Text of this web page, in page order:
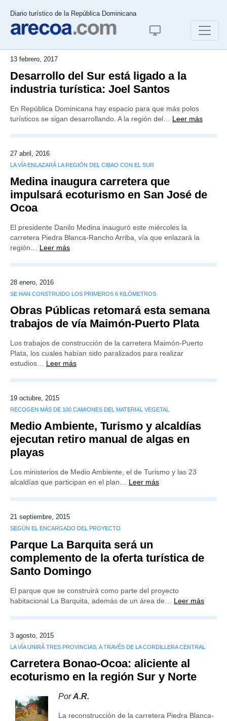
Diario turístico de la República Dominicana
13 febrero, 2017
Desarrollo del Sur está ligado a la
industria turística: Joel Santos
En República Dominicana hay espacio para que más polos
turísticos se sigan desarrollando. A la región del… Leer más
27 abril, 2016
LA VÍA ENLAZARÁ LA REGIÓN DEL CIBAO CON EL SUR
Medina inaugura carretera que
impulsará ecoturismo en San José de
Ocoa
El presidente Danilo Medina inauguró este miércoles la
carretera Piedra Blanca-Rancho Arriba, vía que enlazará la
región… Leer más
28 enero, 2016
SE HAN CONSTRUIDO LOS PRIMEROS 6 KILÓMETROS
Obras Públicas retomará esta semana
trabajos de vía Maimón-Puerto Plata
Los trabajos de construcción de la carretera Maimón-Puerto
Plata, los cuales habían sido paralizados para realizar
estudios… Leer más
19 octubre, 2015
RECOGEN MÁS DE 100 CAMIONES DEL MATERIAL VEGETAL
Medio Ambiente, Turismo y alcaldías
ejecutan retiro manual de algas en
playas
Los ministerios de Medio Ambiente, el de Turismo y las 23
alcaldías que participan en el plan… Leer más
21 septiembre, 2015
SEGÚN EL ENCARGADO DEL PROYECTO
Parque La Barquita será un
complemento de la oferta turística de
Santo Domingo
El parque que se construirá como parte del proyecto
habitacional La Barquita, además de un área de… Leer más
3 agosto, 2015
LA VÍA UNIRÁ TRES PROVINCIAS, A TRAVÉS DE LA CORDILLERA CENTRAL
Carretera Bonao-Ocoa: aliciente al
ecoturismo en la región Sur y Norte
PorA.R.
La reconstrucción de la carretera Piedra Blanca-